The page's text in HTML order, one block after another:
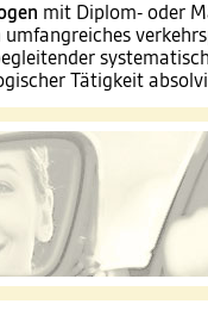
mit Diplom- oder
Tätigkeit